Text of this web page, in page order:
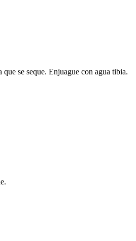
se seque. Enjuague con agua tibia.